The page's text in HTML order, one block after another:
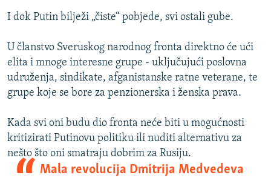
I dok Putin bilježi „čiste“ pobjede, svi ostali gube.
U članstvo Sveruskog narodnog fronta direktno će ući
elita i mnoge interesne grupe - uključujući poslovna
udruženja, sindikate, afganistanske ratne veterane, te
grupe koje se bore za penzionerska i ženska prava.
Kada svi oni budu dio fronta neće biti u mogućnosti
kritizirati Putinovu politiku ili nuditi alternativu za
nešto što oni smatraju dobrim za Rusiju.
Mala revolucija Dmitrija Medvedeva